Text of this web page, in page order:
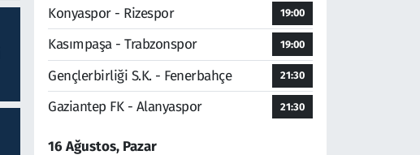
Konyaspor - Rizespor
19:00
Kasımpaşa - Trabzonspor 19:00
Gençlerbirliği S.K. - Fenerbahçe 21:30
Gaziantep FK - Alanyaspor 21:30
16 Ağustos, Pazar